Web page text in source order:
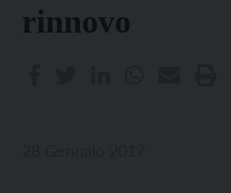
rinnovo